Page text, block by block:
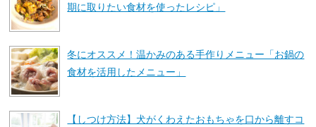
期に取りたい食材を使ったレシピ」
冬にオススメ！温かみのある手作りメニュー「お鍋の
食材を活用したメニュー」
【しつけ方法】犬がくわえたおもちゃを口から離すコ